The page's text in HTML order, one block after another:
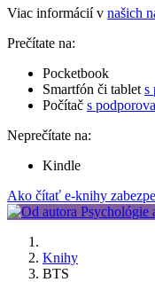
Viac informácií v našich
Prečítate na:
Pocketbook
Smartfón či tablet s
Počítač s
Neprečítate na:
Kindle
Ako čítať e-knihy
Knihy
BTS